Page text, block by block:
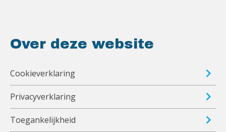
Over deze website
Cookieverklaring
Privacyverklaring
Toegankelijkheid